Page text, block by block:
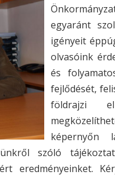
egyaránt
igényeit
olvasóink
és
fejlődését,
földrajzi
képernyőn
szóló
eredményeinket.